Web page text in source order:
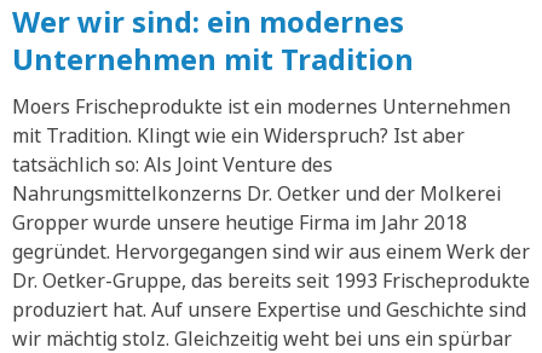
Wer wir sind: ein modernes
Unternehmen mit Tradition
Moers Frischeprodukte ist ein modernes Unternehmen
mit Tradition. Klingt wie ein Widerspruch? Ist aber
tatsächlich so: Als Joint Venture des
Nahrungsmittelkonzerns Dr. Oetker und der Molkerei
Gropper wurde unsere heutige Firma im Jahr 2018
gegründet. Hervorgegangen sind wir aus einem Werk der
Dr. Oetker-Gruppe, das bereits seit 1993 Frischeprodukte
produziert hat. Auf unsere Expertise und Geschichte sind
wir mächtig stolz. Gleichzeitig weht bei uns ein spürbar